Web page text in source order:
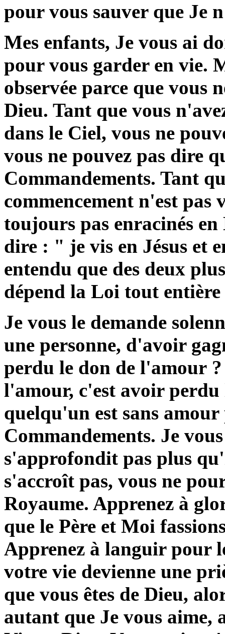
pour vous sauver que Je
Mes enfants, Je vous ai
pour vous garder en vie.
observée parce que vous
Dieu. Tant que vous
dans le Ciel, vous ne
vous ne pouvez pas dire
Commandements. Tant
commencement n'est pas
toujours pas enracinés
dire : " je vis en Jésus et
entendu que des deux
dépend la Loi tout entière
Je vous le demande
une personne, d'avoir
perdu le don de l'amour
l'amour, c'est avoir perdu
quelqu'un est sans
Commandements. Je
s'approfondit pas plus
s'accroît pas, vous ne
Royaume. Apprenez à
que le Père et Moi
Apprenez à languir pour
votre vie devienne une
que vous êtes de Dieu,
autant que Je vous aime,